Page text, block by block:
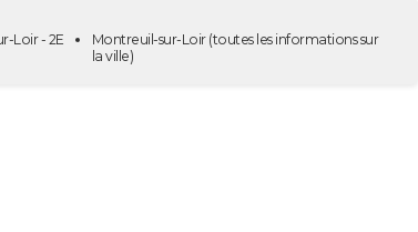
Loir - 2E
Montreuil-sur-Loir(toutes les informations sur
la ville)